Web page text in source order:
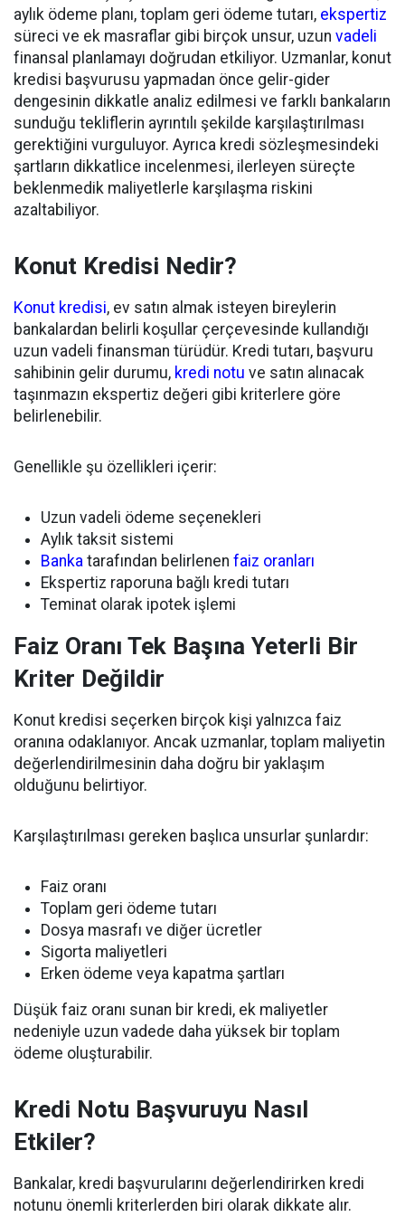
aylık ödeme planı, toplam geri ödeme tutarı, ekspertiz
süreci ve ek masraflar gibi birçok unsur, uzun vadeli
finansal planlamayı doğrudan etkiliyor. Uzmanlar, konut
kredisi başvurusu yapmadan önce gelir-gider
dengesinin dikkatle analiz edilmesi ve farklı bankaların
sunduğu tekliflerin ayrıntılı şekilde karşılaştırılması
gerektiğini vurguluyor. Ayrıca kredi sözleşmesindeki
şartların dikkatlice incelenmesi, ilerleyen süreçte
beklenmedik maliyetlerle karşılaşma riskini
azaltabiliyor.
Konut Kredisi Nedir?
Konut kredisi, ev satın almak isteyen bireylerin
bankalardan belirli koşullar çerçevesinde kullandığı
uzun vadeli finansman türüdür. Kredi tutarı, başvuru
sahibinin gelir durumu, kredi notu ve satın alınacak
taşınmazın ekspertiz değeri gibi kriterlere göre
belirlenebilir.
Genellikle şu özellikleri içerir:
Uzun vadeli ödeme seçenekleri
Aylık taksit sistemi
Banka tarafından belirlenen faiz oranları
Ekspertiz raporuna bağlı kredi tutarı
Teminat olarak ipotek işlemi
Faiz Oranı Tek Başına Yeterli Bir
Kriter Değildir
Konut kredisi seçerken birçok kişi yalnızca faiz
oranına odaklanıyor. Ancak uzmanlar, toplam maliyetin
değerlendirilmesinin daha doğru bir yaklaşım
olduğunu belirtiyor.
Karşılaştırılması gereken başlıca unsurlar şunlardır:
Faiz oranı
Toplam geri ödeme tutarı
Dosya masrafı ve diğer ücretler
Sigorta maliyetleri
Erken ödeme veya kapatma şartları
Düşük faiz oranı sunan bir kredi, ek maliyetler
nedeniyle uzun vadede daha yüksek bir toplam
ödeme oluşturabilir.
Kredi Notu Başvuruyu Nasıl
Etkiler?
Bankalar, kredi başvurularını değerlendirirken kredi
notunu önemli kriterlerden biri olarak dikkate alır.